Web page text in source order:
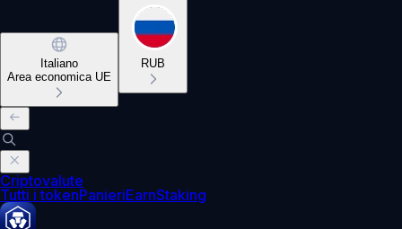
Italiano
Area economica UE
RUB
Criptovalute
Tutti i tokenPanieriEarnStaking